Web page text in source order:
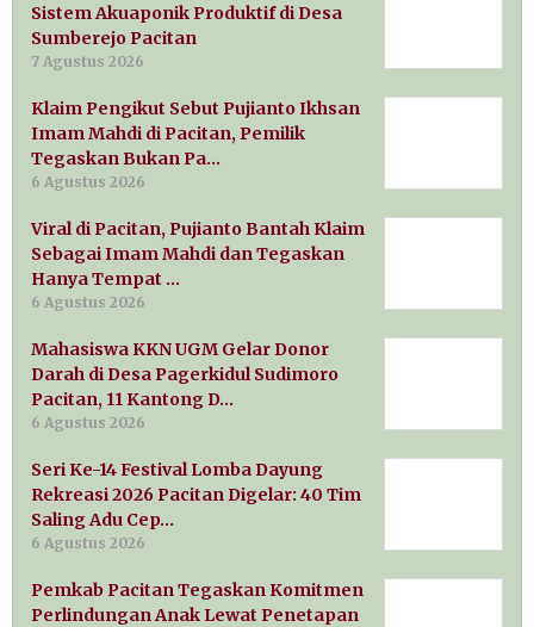
Sistem Akuaponik Produktif di Desa
Sumberejo Pacitan
7 Agustus 2026
Klaim Pengikut Sebut Pujianto Ikhsan
Imam Mahdi di Pacitan, Pemilik
Tegaskan Bukan Pa…
6 Agustus 2026
Viral di Pacitan, Pujianto Bantah Klaim
Sebagai Imam Mahdi dan Tegaskan
Hanya Tempat …
6 Agustus 2026
Mahasiswa KKN UGM Gelar Donor
Darah di Desa Pagerkidul Sudimoro
Pacitan, 11 Kantong D…
6 Agustus 2026
Seri Ke-14 Festival Lomba Dayung
Rekreasi 2026 Pacitan Digelar: 40 Tim
Saling Adu Cep…
6 Agustus 2026
Pemkab Pacitan Tegaskan Komitmen
Perlindungan Anak Lewat Penetapan